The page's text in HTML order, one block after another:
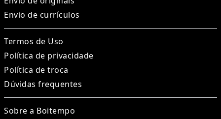
Envio de currículos
Termos de Uso
Política de privacidade
Política de troca
Dúvidas frequentes
Sobre a Boitempo